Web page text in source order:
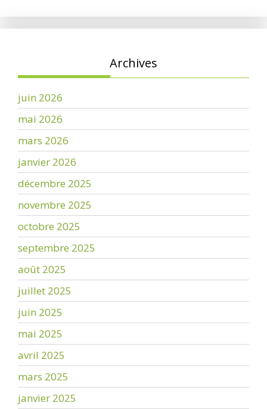
Archives
juin 2026
mai 2026
mars 2026
janvier 2026
décembre 2025
novembre 2025
octobre 2025
septembre 2025
août 2025
juillet 2025
juin 2025
mai 2025
avril 2025
mars 2025
janvier 2025